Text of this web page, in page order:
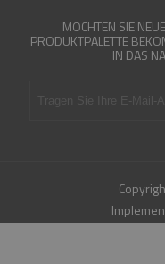
MÖCHTEN SIE
PRODUKTPALETTE
IN DAS